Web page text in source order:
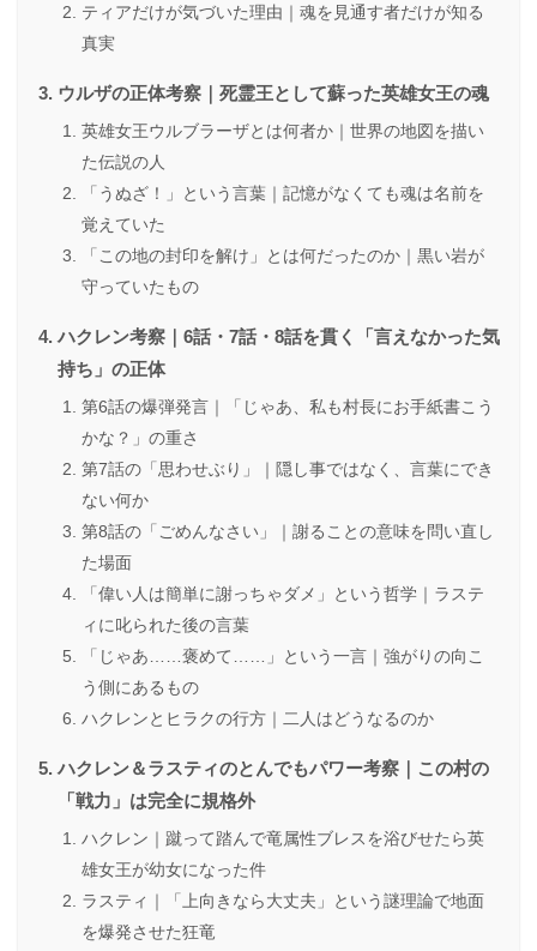
ティアだけが気づいた理由｜魂を見通す者だけが知る
真実
ウルザの正体考察｜死霊王として蘇った英雄女王の魂
英雄女王ウルブラーザとは何者か｜世界の地図を描い
た伝説の人
「うぬざ！」という言葉｜記憶がなくても魂は名前を
覚えていた
「この地の封印を解け」とは何だったのか｜黒い岩が
守っていたもの
ハクレン考察｜6話・7話・8話を貫く「言えなかった気
持ち」の正体
第6話の爆弾発言｜「じゃあ、私も村長にお手紙書こう
かな？」の重さ
第7話の「思わせぶり」｜隠し事ではなく、言葉にでき
ない何か
第8話の「ごめんなさい」｜謝ることの意味を問い直し
た場面
「偉い人は簡単に謝っちゃダメ」という哲学｜ラステ
ィに叱られた後の言葉
「じゃあ……褒めて……」という一言｜強がりの向こ
う側にあるもの
ハクレンとヒラクの行方｜二人はどうなるのか
ハクレン＆ラスティのとんでもパワー考察｜この村の
「戦力」は完全に規格外
ハクレン｜蹴って踏んで竜属性ブレスを浴びせたら英
雄女王が幼女になった件
ラスティ｜「上向きなら大丈夫」という謎理論で地面
を爆発させた狂竜